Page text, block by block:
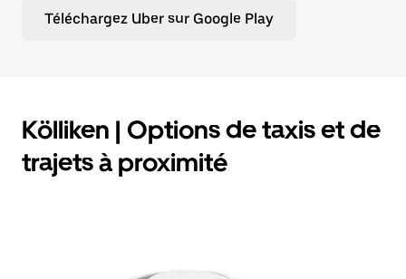
Téléchargez Uber sur Google Play
Kölliken | Options de taxis et de
trajets à proximité